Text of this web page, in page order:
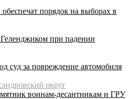
порядок на выборах в
при падении
суд за повреждение автомобиля
округ
воинам-десантникам и ГРУ